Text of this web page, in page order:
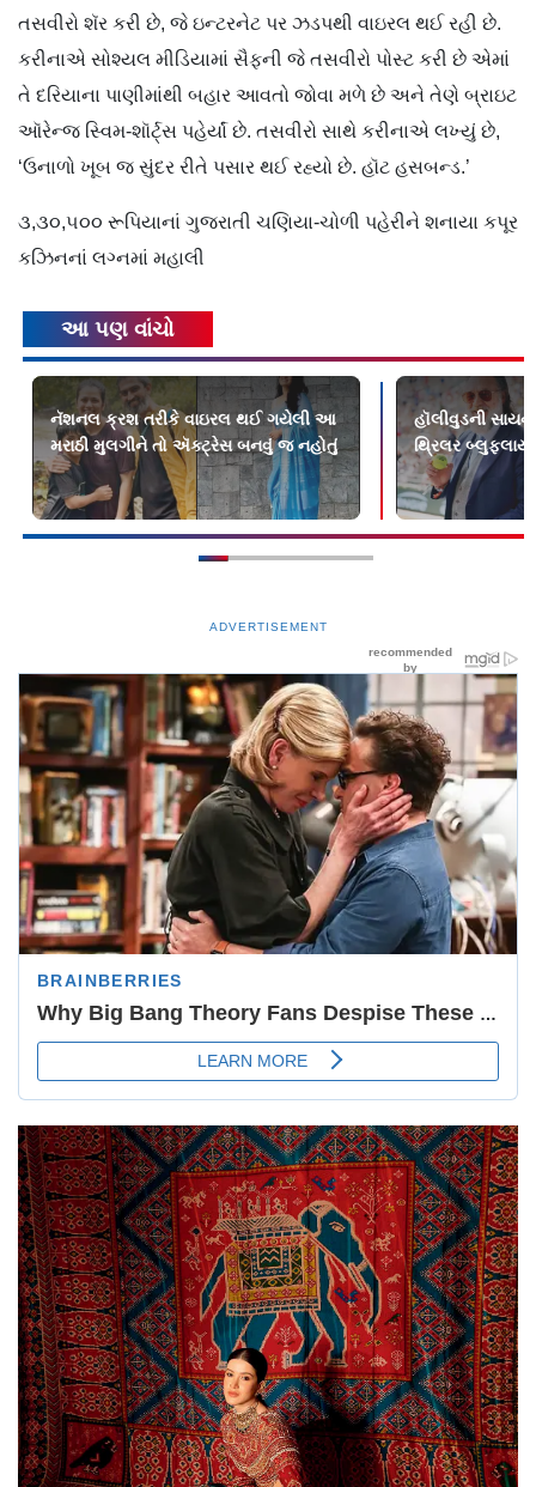
તસવીરો શૅર કરી છે, જે ઇન્ટરનેટ પર ઝડપથી વાઇરલ થઈ રહી છે.
કરીનાએ સોશ્યલ મીડિયામાં સૈફની જે તસવીરો પોસ્ટ કરી છે એમાં
તે દરિયાના પાણીમાંથી બહાર આવતો જોવા મળે છે અને તેણે બ્રાઇટ
ઑરેન્જ સ્વિમ-શૉર્ટ્‌સ પહેર્યાં છે. તસવીરો સાથે કરીનાએ લખ્યું છે,
‘ઉનાળો ખૂબ જ સુંદર રીતે પસાર થઈ રહ્યો છે. હૉટ હસબન્ડ.’
૩,૩૦,૫૦૦ રૂપિયાનાં ગુજરાતી ચણિયા-ચોળી પહેરીને શનાયા કપૂર
કઝિનનાં લગ્નમાં મહાલી
આ પણ વાંચો
નૅશનલ ક્રશ તરીકે વાઇરલ થઈ ગયેલી આ
મરાઠી મુલગીને તો ઍક્ટ્રેસ બનવું જ નહોતું
હૉલીવુડની
થ્રિલર
ADVERTISEMENT